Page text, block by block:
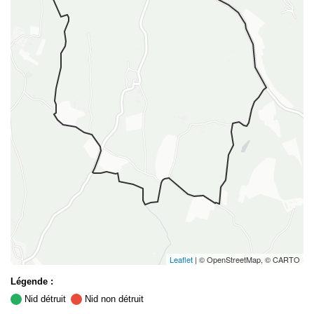
Leaflet | © OpenStreetMap, © CARTO
Légende :
Nid détruit
Nid non détruit